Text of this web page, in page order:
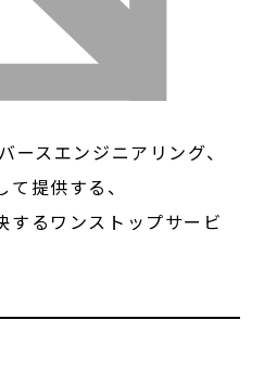
ースエンジニアリング、
提供する、
するワンストップサービ